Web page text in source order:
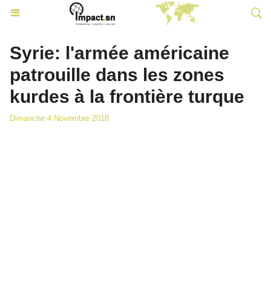
Syrie: l'armée américaine
patrouille dans les zones
kurdes à la frontière turque
Dimanche 4 Novembre 2018